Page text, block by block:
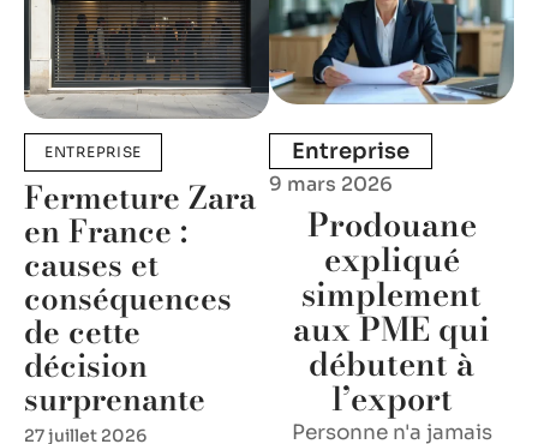
ENTREPRISE
Fermeture Zara
en France :
causes et
conséquences
de cette
décision
surprenante
27 juillet 2026
Entreprise
9 mars 2026
Prodouane
expliqué
simplement
aux PME qui
débutent à
l’export
Personne n'a jamais